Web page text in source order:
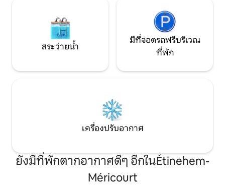
สระว่ายน้ำ
มีที่จอดรถฟรีบริเวณ
ที่พัก
เครื่องปรับอากาศ
ยังมีที่พักตากอากาศดีๆ อีกในÉtinehem-
Méricourt